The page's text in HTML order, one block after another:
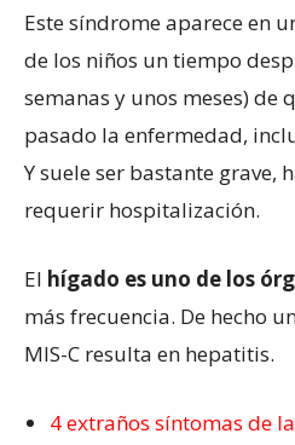
Este síndrome aparece en
de los niños un tiempo
semanas y unos meses) de
pasado la enfermedad,
Y suele ser bastante grave,
requerir hospitalización.
El hígado es uno de los
más frecuencia. De hecho
MIS-C resulta en hepatitis.
4 extraños síntomas de